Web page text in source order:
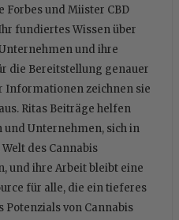
Forbes und Miister CBD
fundiertes Wissen über
und ihre
die Bereitstellung genauer
Informationen zeichnen sie
Ritas Beiträge helfen
und Unternehmen, sich in
des Cannabis
und ihre Arbeit bleibt eine
für alle, die ein tieferes
Potenzials von Cannabis